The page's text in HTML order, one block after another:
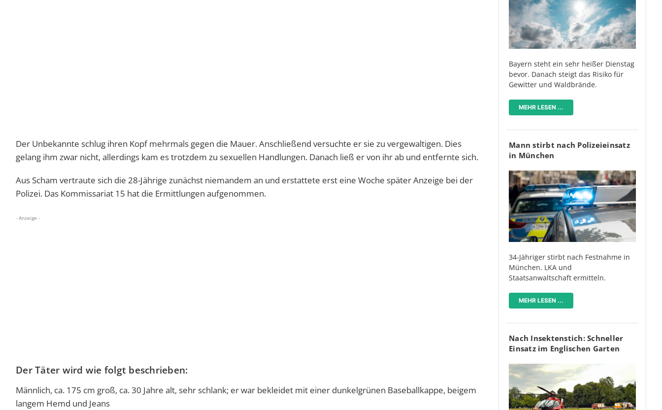
Der Unbekannte schlug ihren Kopf mehrmals gegen die Mauer. Anschließend versuchte er sie zu vergewaltigen. Dies
gelang ihm zwar nicht, allerdings kam es trotzdem zu sexuellen Handlungen. Danach ließ er von ihr ab und entfernte sich.
Aus Scham vertraute sich die 28-Jährige zunächst niemandem an und erstattete erst eine Woche später Anzeige bei der
Polizei. Das Kommissariat 15 hat die Ermittlungen aufgenommen.
- Anzeige -
Der Täter wird wie folgt beschrieben:
Männlich, ca. 175 cm groß, ca. 30 Jahre alt, sehr schlank; er war bekleidet mit einer dunkelgrünen Baseballkappe, beigem
langem Hemd und Jeans
Bayern steht ein sehr heißer Dienstag
bevor. Danach steigt das Risiko für
Gewitter und Waldbrände.
MEHR LESEN ...
Mann stirbt nach Polizeieinsatz
in München
34-Jähriger stirbt nach Festnahme in
München. LKA und
Staatsanwaltschaft ermitteln.
MEHR LESEN ...
Nach Insektenstich: Schneller
Einsatz im Englischen Garten